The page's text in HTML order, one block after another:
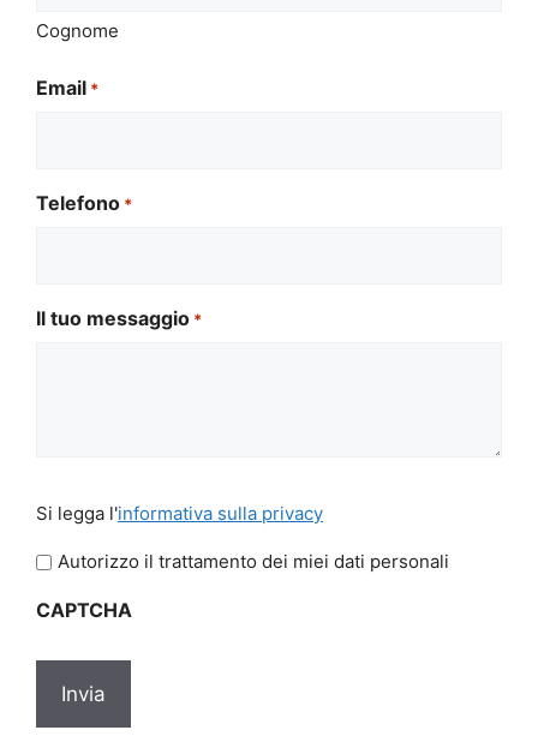
Cognome
Email *
Telefono *
Il tuo messaggio *
legga
l'informativa
privacy
Si legga l'informativa sulla privacy
Autorizzo il trattamento dei miei dati personali
CAPTCHA